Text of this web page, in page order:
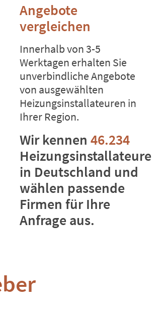
Angebote
vergleichen
Innerhalb von 3-5
Werktagen erhalten Sie
unverbindliche Angebote
von ausgewählten
Heizungsinstallateuren in
Ihrer Region.
Wir kennen 46.234
Heizungsinstallateure
in Deutschland und
wählen passende
Firmen für Ihre
Anfrage aus.